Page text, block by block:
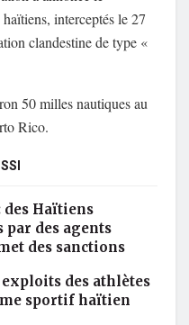
interceptés le 27
clandestine de type «
50 milles nautiques au
Rico.
Haïtiens
par des agents
des sanctions
des athlètes
sportif haïtien